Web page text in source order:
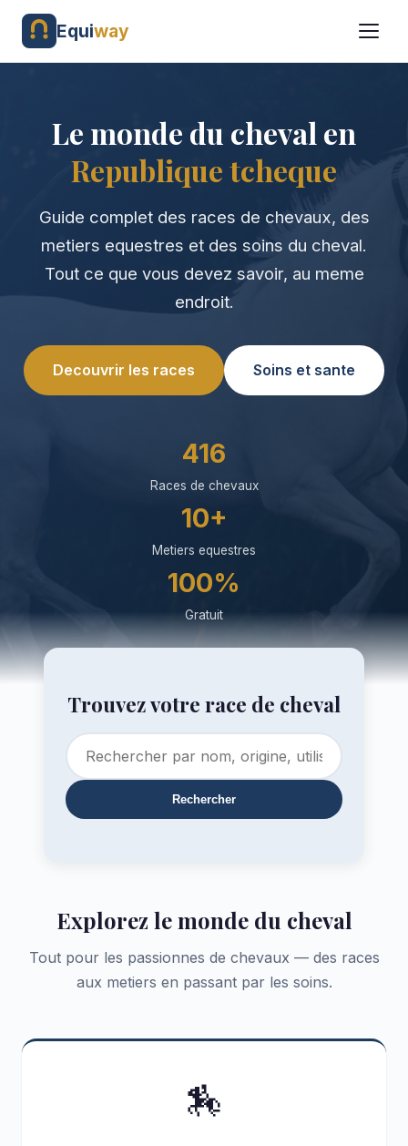
Equiway
Le monde du cheval en
Republique tcheque
Guide complet des races de chevaux, des
metiers equestres et des soins du cheval.
Tout ce que vous devez savoir, au meme
endroit.
Decouvrir les races Soins et sante
416
Races de chevaux
10+
Metiers equestres
100%
Gratuit
Trouvez votre race de cheval
Rechercher
Explorez le monde du cheval
Tout pour les passionnes de chevaux — des races
aux metiers en passant par les soins.
🏇